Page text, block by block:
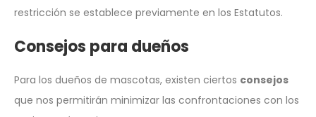
restricción se establece previamente en los Estatutos.
Consejos para dueños
Para los dueños de mascotas, existen ciertos consejos
que nos permitirán minimizar las confrontaciones con los